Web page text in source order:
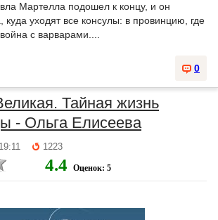
Мартелла подошел к концу, и он
куда уходят все консулы: в провинцию, где
с варварами....
0
Тайная жизнь
- Ольга Елисеева
1223
4.4 Оценок: 5